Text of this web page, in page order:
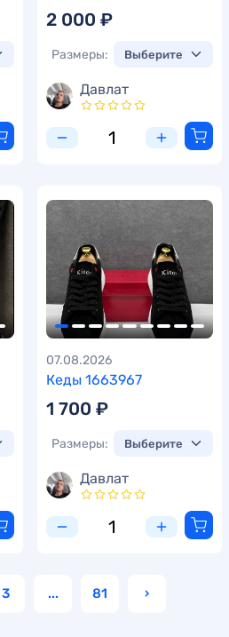
2 000 ₽
Размеры:
Давлат
Кеды 1663967
07.08.2026
1 700 ₽
Размеры:
Давлат
3 ... 81 ›